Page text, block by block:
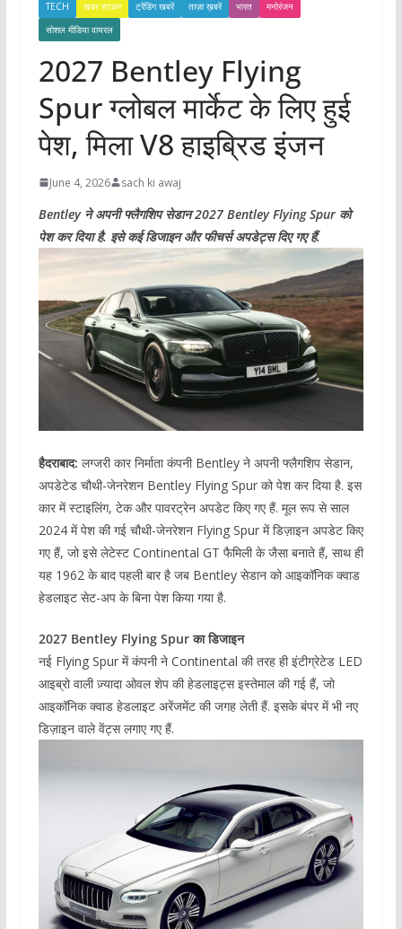
TECH खबर हटकर ट्रेंडिंग खबरें ताज़ा ख़बरें भारत
मनोरंजन
सोशल मीडिया वायरल
2027 Bentley Flying
Spur ग्लोबल मार्केट के लिए हुई
पेश, मिला V8 हाइब्रिड इंजन
June 4, 2026 sach ki awaj
Bentley ने अपनी फ्लैगशिप सेडान 2027 Bentley Flying Spur को
पेश कर दिया है. इसे कई डिजाइन और फीचर्स अपडेट्स दिए गए हैं.
हैदराबाद: लग्जरी कार निर्माता कंपनी Bentley ने अपनी फ्लैगशिप सेडान,
अपडेटेड चौथी-जेनरेशन Bentley Flying Spur को पेश कर दिया है. इस
कार में स्टाइलिंग, टेक और पावरट्रेन अपडेट किए गए हैं. मूल रूप से साल
2024 में पेश की गई चौथी-जेनरेशन Flying Spur में डिज़ाइन अपडेट किए
गए हैं, जो इसे लेटेस्ट Continental GT फैमिली के जैसा बनाते हैं, साथ ही
यह 1962 के बाद पहली बार है जब Bentley सेडान को आइकॉनिक क्वाड
हेडलाइट सेट-अप के बिना पेश किया गया है.
2027 Bentley Flying Spur का डिजाइन
नई Flying Spur में कंपनी ने Continental की तरह ही इंटीग्रेटेड LED
आइब्रो वाली ज़्यादा ओवल शेप की हेडलाइट्स इस्तेमाल की गई हैं, जो
आइकॉनिक क्वाड हेडलाइट अरेंजमेंट की जगह लेती हैं. इसके बंपर में भी नए
डिज़ाइन वाले वेंट्स लगाए गए हैं.